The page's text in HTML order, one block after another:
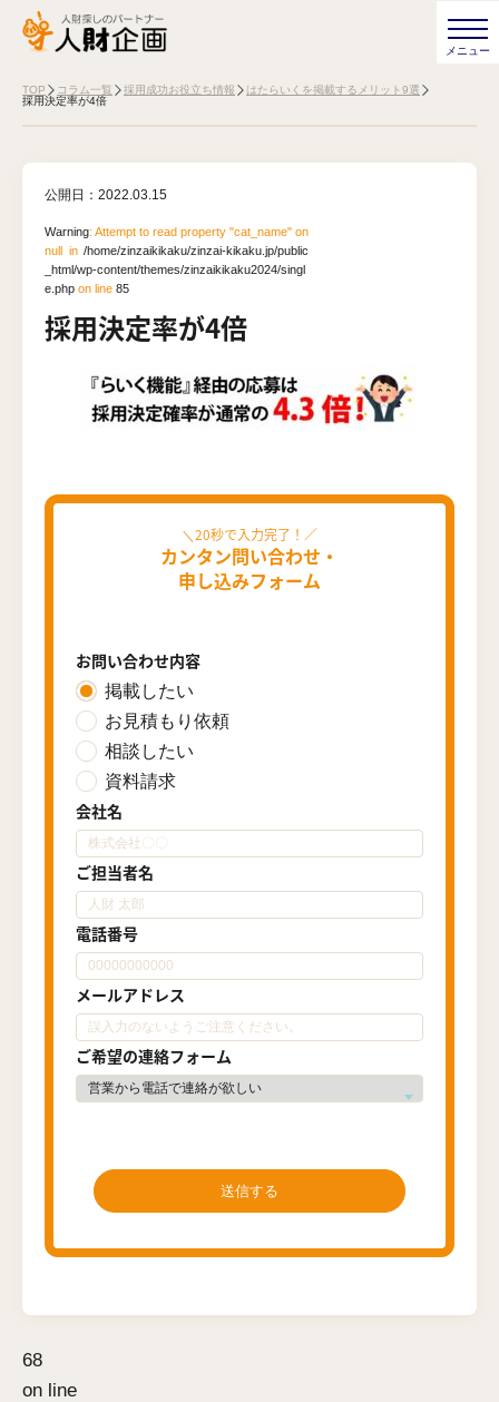
TOP コラム一覧 採用成功お役立ち情報
はたらいくを掲載するメリット9選
採用決定率が4倍
on line
68
公開日： 2022.03.15
Warning: Attempt to read property "cat_name" on
null in/home/zinzaikikaku/zinzai-kikaku.jp/public
_html/wp-content/themes/zinzaikikaku2024/singl
e.php on line 85
採用決定率が4倍
カンタン問い合わせ・
申し込みフォーム
お問い合わせ内容
掲載したい
お見積もり依頼
相談したい
資料請求
会社名
ご担当者名
電話番号
メールアドレス
ご希望の連絡フォーム